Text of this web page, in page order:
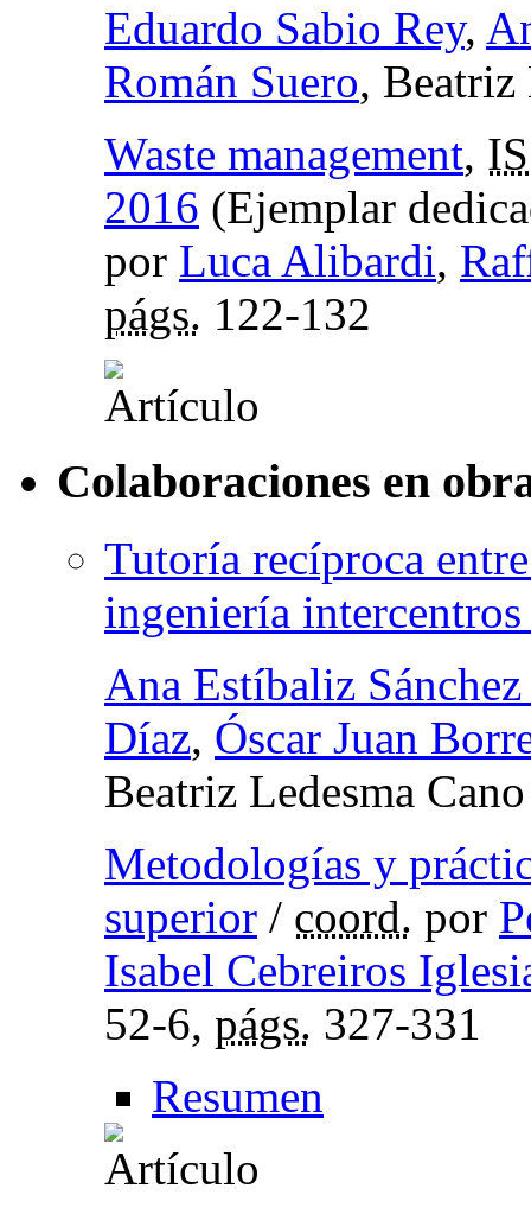
Eduardo Sabio Rey,
Román Suero, Beatriz
Waste management,
2016 (Ejemplar
por Luca Alibardi,
págs. 122-132
Colaboraciones en
Tutoría recíproca
ingeniería
Ana Estíbaliz
Díaz, Óscar Juan
Beatriz Ledesma Cano
Metodologías y
superior / coord. por
Isabel Cebreiros
52-6, págs. 327-331
Resumen